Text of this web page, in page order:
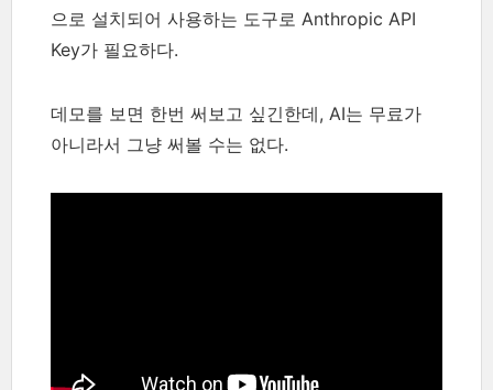
으로 설치되어 사용하는 도구로 Anthropic API
Key가 필요하다.
데모를 보면 한번 써보고 싶긴한데, AI는 무료가
아니라서 그냥 써볼 수는 없다.